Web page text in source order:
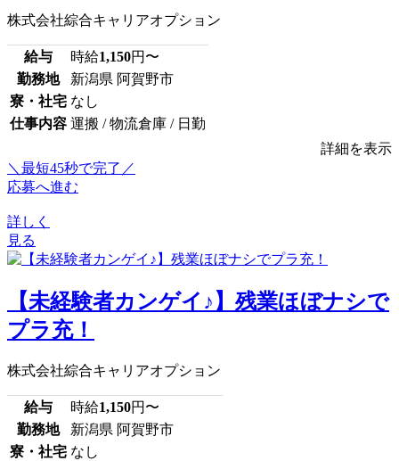
株式会社綜合キャリアオプション
給与 時給1,150円〜
勤務地
新潟県 阿賀野市
寮・社宅 なし
仕事内容 運搬 / 物流倉庫 / 日勤
詳細を表示
＼最短45秒で完了／
応募へ進む
詳しく
見る
【未経験者カンゲイ♪】残業ほぼナシで
プラ充！
株式会社綜合キャリアオプション
給与 時給1,150円〜
勤務地
新潟県 阿賀野市
寮・社宅 なし